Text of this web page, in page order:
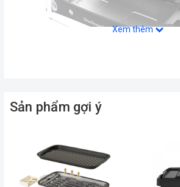
Bếp nướng điện
7411 kiểu dáng đơn giản,
dễ dùng cho bàn tiệc hay
trời…
Xem thêm
Sản phẩm gợi ý